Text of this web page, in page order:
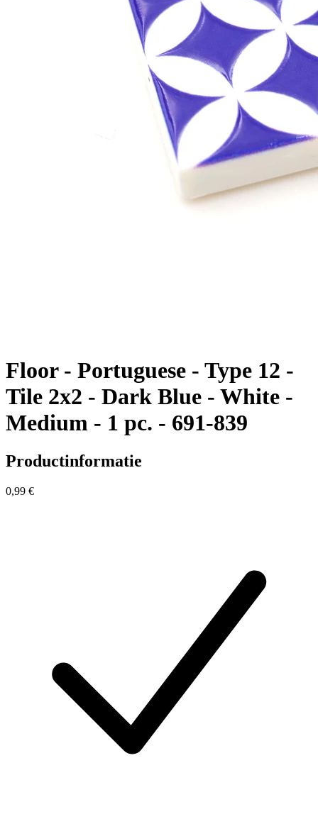
Floor - Portuguese - Type 12 -
Tile 2x2 - Dark Blue - White -
Medium - 1 pc. - 691-839
Productinformatie
0,99 €